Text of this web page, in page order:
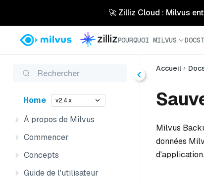
🚀 Zilliz Cloud : Milvus
POURQUOI MILVUS DOCS
Rechercher
Home v2.4.x
À propos de Milvus
Commencer
Concepts
Guide de l'utilisateur
Accueil
Milvus
données
d'application.